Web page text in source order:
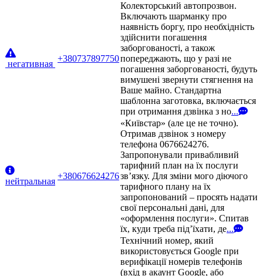
негативная
+380737897750
Колекторський автопрозвон.
Включають шарманку про
наявність боргу, про необхідність
здійснити погашення
заборгованості, а також
попереджають, що у разі не
погашення заборгованості, будуть
вимушені звернути стягнення на
Ваше майно. Стандартна
шаблонна заготовка, включається
при отримання дзвінка з но...
нейтральная
+380676624276
«Київстар» (але це не точно).
Отримав дзвінок з номеру
телефона 0676624276.
Запропонували привабливий
тарифний план на їх послуги
зв’язку. Для зміни мого діючого
тарифного плану на їх
запропонований – просять надати
свої персональні дані, для
«оформлення послуги». Спитав
їх, куди треба під’їхати, де...
Технічний номер, який
використовується Google при
верифікації номерів телефонів
(вхід в акаунт Google, або